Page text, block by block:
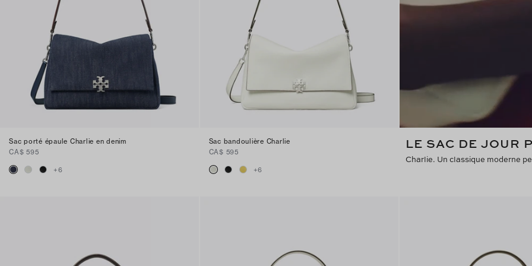
LE SAC DE JOUR
Charlie. Un classique moderne
Sac porté épaule Charlie en denim
CA$ 595
+6
Sac bandoulière Charlie
CA$ 595
+6